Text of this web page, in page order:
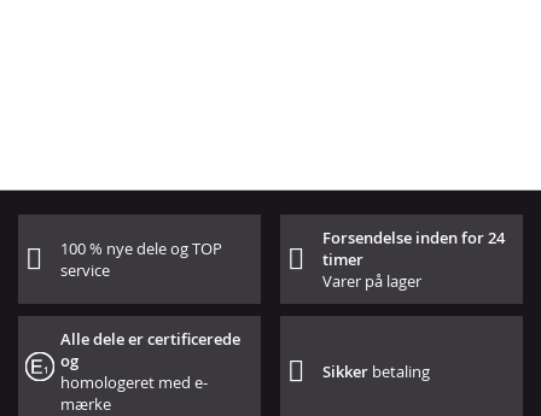
100 % nye dele og TOP
service
Forsendelse inden for 24
timer
Varer på lager
Alle dele er certificerede
og
homologeret med e-
mærke
Sikker betaling